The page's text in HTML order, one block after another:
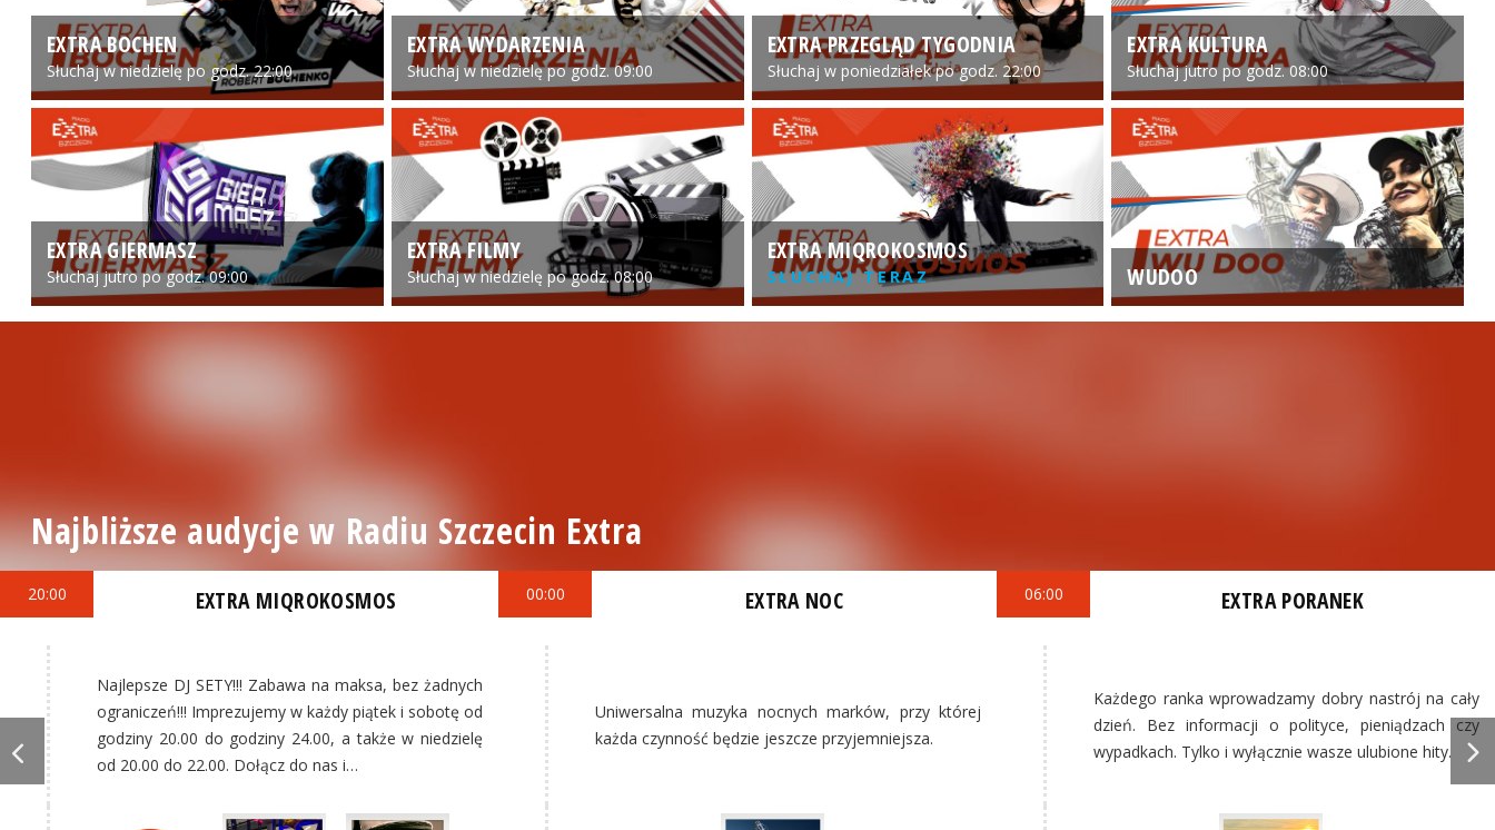
EXTRA BOCHEN
Słuchaj w niedzielę po godz. 22:00
EXTRA WYDARZENIA
Słuchaj w niedzielę po godz. 09:00
EXTRA PRZEGLĄD TYGODNIA
Słuchaj w poniedziałek po godz. 22:00
EXTRA KULTURA
Słuchaj jutro po godz. 08:00
EXTRA GIERMASZ
Słuchaj jutro po godz. 09:00
EXTRA FILMY
Słuchaj w niedzielę po godz. 08:00
EXTRA MIQROKOSMOS
SŁUCHAJ TERAZ WUDOO
Najbliższe audycje w Radiu Szczecin Extra
20:00 EXTRA MIQROKOSMOS
Najlepsze DJ SETY!!! Zabawa na maksa, bez żadnych
ograniczeń!!! Imprezujemy w każdy piątek i sobotę od
godziny 20.00 do godziny 24.00, a także w niedzielę
od 20.00 do 22.00. Dołącz do nas i…
00:00 EXTRA NOC
Uniwersalna muzyka nocnych marków, przy której
każda czynność będzie jeszcze przyjemniejsza.
06:00 EXTRA PORANEK
Każdego ranka wprowadzamy dobry nastrój na cały
dzień. Bez informacji o polityce, pieniądzach czy
wypadkach. Tylko i wyłącznie wasze ulubione hity.